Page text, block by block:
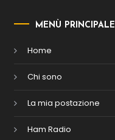
MENÙ PRINCIPALE
Home
Chi sono
La mia postazione
Ham Radio